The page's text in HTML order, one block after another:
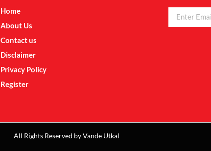
Home
About Us
Contact us
Disclaimer
Privacy Policy
Register
All Rights Reserved by Vande Utkal